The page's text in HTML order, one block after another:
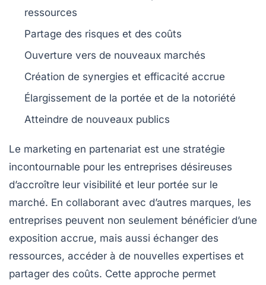
ressources
Partage des risques et des coûts
Ouverture vers de nouveaux marchés
Création de synergies et efficacité accrue
Élargissement de la portée et de la notoriété
Atteindre de nouveaux publics
Le marketing en partenariat est une stratégie
incontournable pour les entreprises désireuses
d’accroître leur visibilité et leur portée sur le
marché. En collaborant avec d’autres marques, les
entreprises peuvent non seulement bénéficier d’une
exposition accrue, mais aussi échanger des
ressources, accéder à de nouvelles expertises et
partager des coûts. Cette approche permet